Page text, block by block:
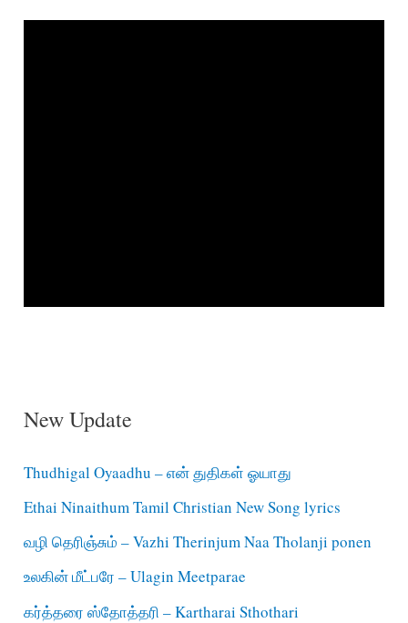
New Update
Thudhigal Oyaadhu – என் துதிகள் ஓயாது
Ethai Ninaithum Tamil Christian New Song lyrics
வழி தெரிஞ்சும் – Vazhi Therinjum Naa Tholanji ponen
உலகின் மீட்பரே – Ulagin Meetparae
கர்த்தரை ஸ்தோத்தரி – Kartharai Sthothari